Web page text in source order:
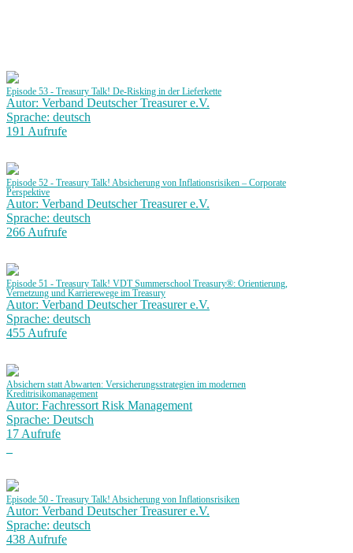
Episode 53 - Treasury Talk! De-Risking in der Lieferkette
Autor: Verband Deutscher Treasurer e.V.
Sprache: deutsch
191 Aufrufe
Episode 52 - Treasury Talk! Absicherung von Inflationsrisiken – Corporate
Perspektive
Autor: Verband Deutscher Treasurer e.V.
Sprache: deutsch
266 Aufrufe
Episode 51 - Treasury Talk! VDT Summerschool Treasury®: Orientierung,
Vernetzung und Karrierewege im Treasury
Autor: Verband Deutscher Treasurer e.V.
Sprache: deutsch
455 Aufrufe
Absichern statt Abwarten: Versicherungsstrategien im modernen
Kreditrisikomanagement
Autor: Fachressort Risk Management
Sprache: Deutsch
17 Aufrufe
Episode 50 - Treasury Talk! Absicherung von Inflationsrisiken
Autor: Verband Deutscher Treasurer e.V.
Sprache: deutsch
438 Aufrufe